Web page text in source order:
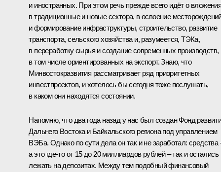
и иностранных. При этом речь прежде всего идёт о
в традиционные и новые сектора, в освоение
и формирование инфраструктуры, строительство, развитие
транспорта, сельского хозяйства и, разумеется, ТЭКа,
в переработку сырья и создание современных производств,
в том числе ориентированных на экспорт. Знаю, что
Минвостокразвития рассматривает ряд приоритетных
инвестпроектов, и хотелось бы сегодня тоже послушать,
в каком они находятся состоянии.
Напомню, что два года назад у нас был создан Фонд
Дальнего Востока и Байкальского региона под управлением
ВЭБа. Однако по сути дела он так и не заработал: средства
а это где‑то от 15 до 20 миллиардов рублей – так и остались
лежать на депозитах. Между тем подобный финансовый